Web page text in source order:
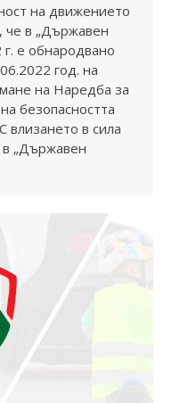
на движението
че в „Държавен
г. е обнародвано
год. на
на Наредба за
безопасността
влизането в сила
„Държавен